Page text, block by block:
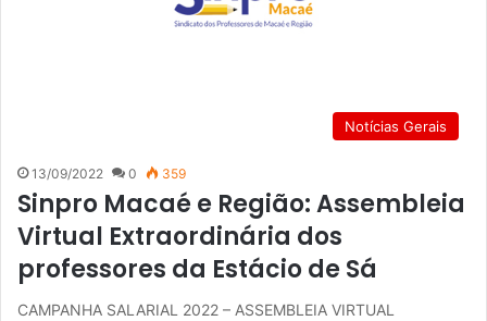
Notícias Gerais
13/09/2022 0 359
Sinpro Macaé e Região: Assembleia
Virtual Extraordinária dos
professores da Estácio de Sá
CAMPANHA SALARIAL 2022 – ASSEMBLEIA VIRTUAL